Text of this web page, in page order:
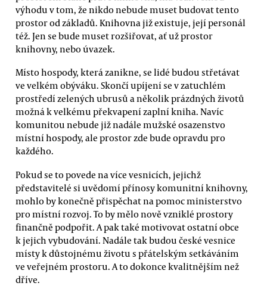
výhodu v tom, že nikdo nebude muset budovat tento
prostor od základů. Knihovna již existuje, její personál
též. Jen se bude muset rozšiřovat, ať už prostor
knihovny, nebo úvazek.
Místo hospody, která zanikne, se lidé budou střetávat
ve velkém obýváku. Skončí upíjení se v zatuchlém
prostředí zelených ubrusů a několik prázdných životů
možná k velkému překvapení zaplní kniha. Navíc
komunitou nebude již nadále mužské osazenstvo
místní hospody, ale prostor zde bude opravdu pro
každého.
Pokud se to povede na více vesnicích, jejichž
představitelé si uvědomí přínosy komunitní knihovny,
mohlo by konečně přispěchat na pomoc ministerstvo
pro místní rozvoj. To by mělo nově vzniklé prostory
finančně podpořit. A pak také motivovat ostatní obce
k jejich vybudování. Nadále tak budou české vesnice
místy k důstojnému životu s přátelským setkáváním
ve veřejném prostoru. A to dokonce kvalitnějším než
dříve.